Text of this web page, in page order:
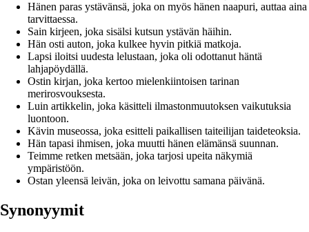
Hänen paras ystävänsä, joka on myös hänen naapuri, auttaa aina
tarvittaessa.
Sain kirjeen, joka sisälsi kutsun ystävän häihin.
Hän osti auton, joka kulkee hyvin pitkiä matkoja.
Lapsi iloitsi uudesta lelustaan, joka oli odottanut häntä
lahjapöydällä.
Ostin kirjan, joka kertoo mielenkiintoisen tarinan
merirosvouksesta.
Luin artikkelin, joka käsitteli ilmastonmuutoksen vaikutuksia
luontoon.
Kävin museossa, joka esitteli paikallisen taiteilijan taideteoksia.
Hän tapasi ihmisen, joka muutti hänen elämänsä suunnan.
Teimme retken metsään, joka tarjosi upeita näkymiä
ympäristöön.
Ostan yleensä leivän, joka on leivottu samana päivänä.
Synonyymit